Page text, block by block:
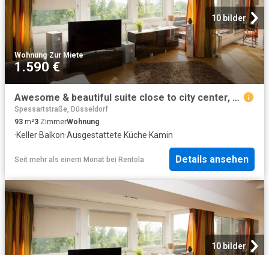
10 bilder
Wohnung·Zur Miete
1.590 €
Awesome & beautiful suite close to city center, Essen
Spessartstraße, Düsseldorf
93 m²3 ZimmerWohnung
·Keller·Balkon·Ausgestattete Küche·Kamin
Seit mehr als einem Monat bei Rentola Details ansehen
10 bilder